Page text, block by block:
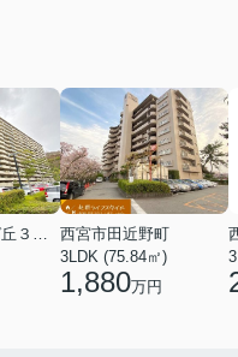
西宮市田近野町
3LDK (75.84㎡)
1,880万円